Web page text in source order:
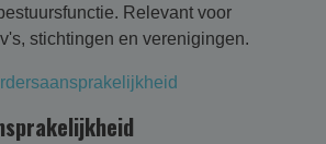
Relevant voor
stichtingen en verenigingen.